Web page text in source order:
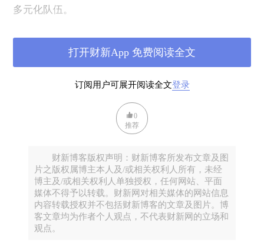
多元化队伍。
疑，甚至被视为异端而遭受打压，需要足够的时间积
累与自身调整才最终获得承认。法务经纪人就像《X战
警》里的变种人，又或是电商市场里拼杀出来的拼多
多，虽然看起来衣着褴褛，不合时宜，却终争得一席
当然，法务经纪人制度仍需要进一步规范，甚至“法务
入条件、职业规范及奖惩机制也亟待统一和明确。
法务经纪人的未来出路会怎样？对满足多层次法律服
务需要以及推动法治进步来说，也许规范比取缔更有
意义。
订阅用户可展开阅读全文登录
打开财新App 免费阅读全文
0
推荐
财新博客版权声明：财新博客所发布文章及图
片之版权属博主本人及/或相关权利人所有，未经
博主及/或相关权利人单独授权，任何网站、平面
媒体不得予以转载。财新网对相关媒体的网站信息
内容转载授权并不包括财新博客的文章及图片。博
客文章均为作者个人观点，不代表财新网的立场和
观点。